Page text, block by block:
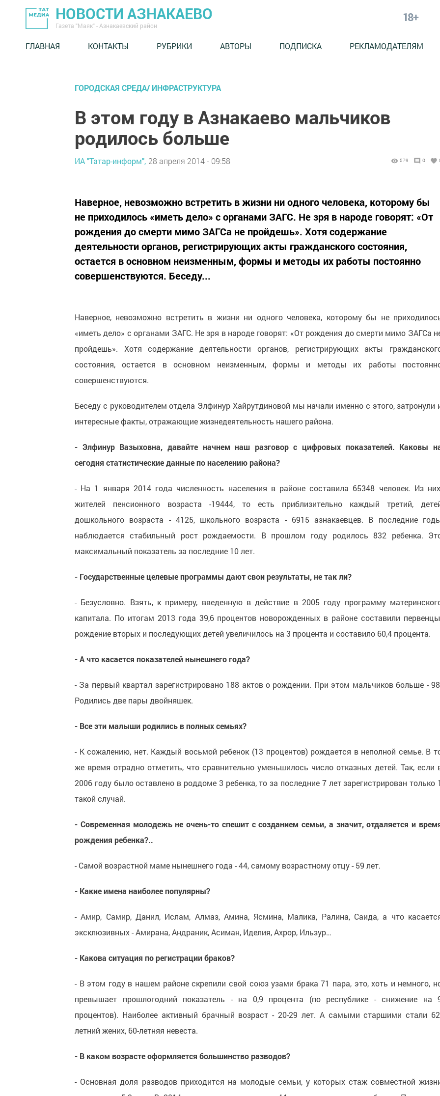
НОВОСТИ АЗНАКАЕВО
Газета "Маяк" - Азнакаевский район
18+
ГЛАВНАЯ КОНТАКТЫ РУБРИКИ АВТОРЫ ПОДПИСКА РЕКЛАМОДАТЕЛЯМ
ГОРОДСКАЯ СРЕДА/ ИНФРАСТРУКТУРА
В этом году в Азнакаево мальчиков
родилось больше
ИА "Татар-информ", 28 апреля 2014 - 09:58 579 0
Наверное, невозможно встретить в жизни ни одного человека, которому бы
не приходилось «иметь дело» с органами ЗАГС. Не зря в народе говорят: «От
рождения до смерти мимо ЗАГСа не пройдешь». Хотя содержание
деятельности органов, регистрирующих акты гражданского состояния,
остается в основном неизменным, формы и методы их работы постоянно
совершенствуются. Беседу...
Наверное, невозможно встретить в жизни ни одного человека, которому бы не
«иметь дело» с органами ЗАГС. Не зря в народе говорят: «От рождения до смерти мимо ЗАГСа
пройдешь». Хотя содержание деятельности органов, регистрирующих акты
состояния, остается в основном неизменным, формы и методы их работы
совершенствуются.
Беседу с руководителем отдела Элфинур Хайрутдиновой мы начали именно с этого, затронули
интересные факты, отражающие жизнедеятельность нашего района.
- Элфинур Вазыховна, давайте начнем наш разговор с цифровых показателей. Каковы
сегодня статистические данные по населению района?
- На 1 января 2014 года численность населения в районе составила 65348 человек. Из
жителей пенсионного возраста -19444, то есть приблизительно каждый третий,
дошкольного возраста - 4125, школьного возраста - 6915 азнакаевцев. В последние
наблюдается стабильный рост рождаемости. В прошлом году родилось 832 ребенка.
максимальный показатель за последние 10 лет.
- Государственные целевые программы дают свои результаты, не так ли?
- Безусловно. Взять, к примеру, введенную в действие в 2005 году программу
капитала. По итогам 2013 года 39,6 процентов новорожденных в районе составили
рождение вторых и последующих детей увеличилось на 3 процента и составило 60,4 процента.
- А что касается показателей нынешнего года?
- За первый квартал зарегистрировано 188 актов о рождении. При этом мальчиков больше -
Родились две пары двойняшек.
- Все эти малыши родились в полных семьях?
- К сожалению, нет. Каждый восьмой ребенок (13 процентов) рождается в неполной семье. В
же время отрадно отметить, что сравнительно уменьшилось число отказных детей. Так, если
2006 году было оставлено в роддоме 3 ребенка, то за последние 7 лет зарегистрирован только 1
такой случай.
- Современная молодежь не очень-то спешит с созданием семьи, а значит, отдаляется и
рождения ребенка?..
- Самой возрастной маме нынешнего года - 44, самому возрастному отцу - 59 лет.
- Какие имена наиболее популярны?
- Амир, Самир, Данил, Ислам, Алмаз, Амина, Ясмина, Малика, Ралина, Саида, а что
эксклюзивных - Амирана, Андраник, Асиман, Иделия, Ахрор, Ильзур…
- Какова ситуация по регистрации браков?
- В этом году в нашем районе скрепили свой союз узами брака 71 пара, это, хоть и немного,
превышает прошлогодний показатель - на 0,9 процента (по республике - снижение на
процентов). Наиболее активный брачный возраст - 20-29 лет. А самыми старшими стали
летний жених, 60-летняя невеста.
- В каком возрасте оформляется большинство разводов?
- Основная доля разводов приходится на молодые семьи, у которых стаж совместной